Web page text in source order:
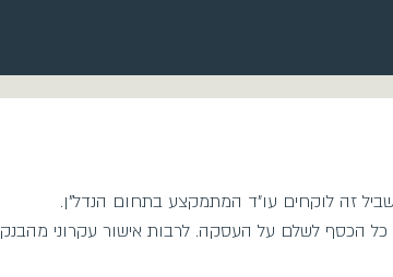
זה לוקחים עו"ד המתמקצע בתחום הנדל"ן.
הכסף לשלם על העסקה. לרבות אישור עקרוני מהבנק